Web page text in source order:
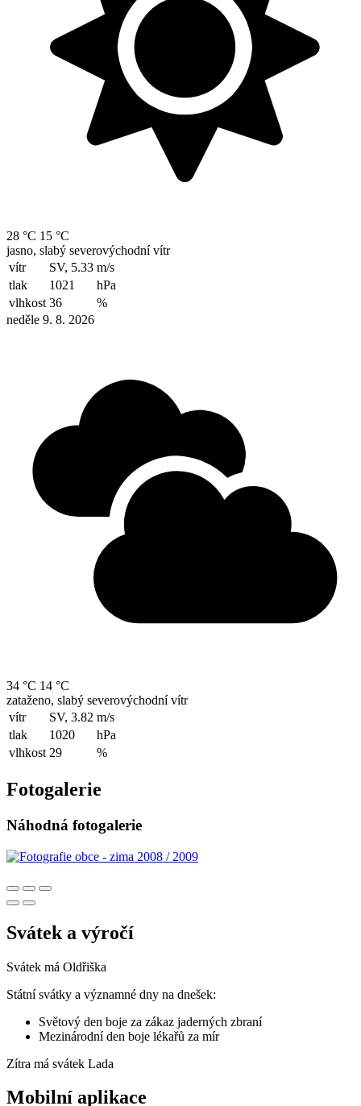
28 °C 15 °C
jasno, slabý severovýchodní vítr
vítr
SV, 5.33 m/s
tlak
1021
hPa
vlhkost 36
%
neděle 9. 8. 2026
34 °C 14 °C
zataženo, slabý severovýchodní vítr
vítr
SV, 3.82 m/s
tlak
1020
hPa
vlhkost 29 %
Fotogalerie
Náhodná fotogalerie
Svátek a výročí
Svátek má Oldřiška
Státní svátky a významné dny na dnešek:
Světový den boje za zákaz jaderných zbraní
Mezinárodní den boje lékařů za mír
Zítra má svátek Lada
Mobilní aplikace